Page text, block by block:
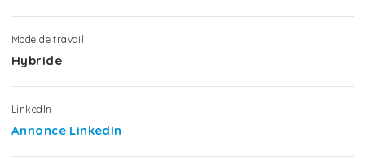
Mode de travail
Hybride
LinkedIn
Annonce LinkedIn